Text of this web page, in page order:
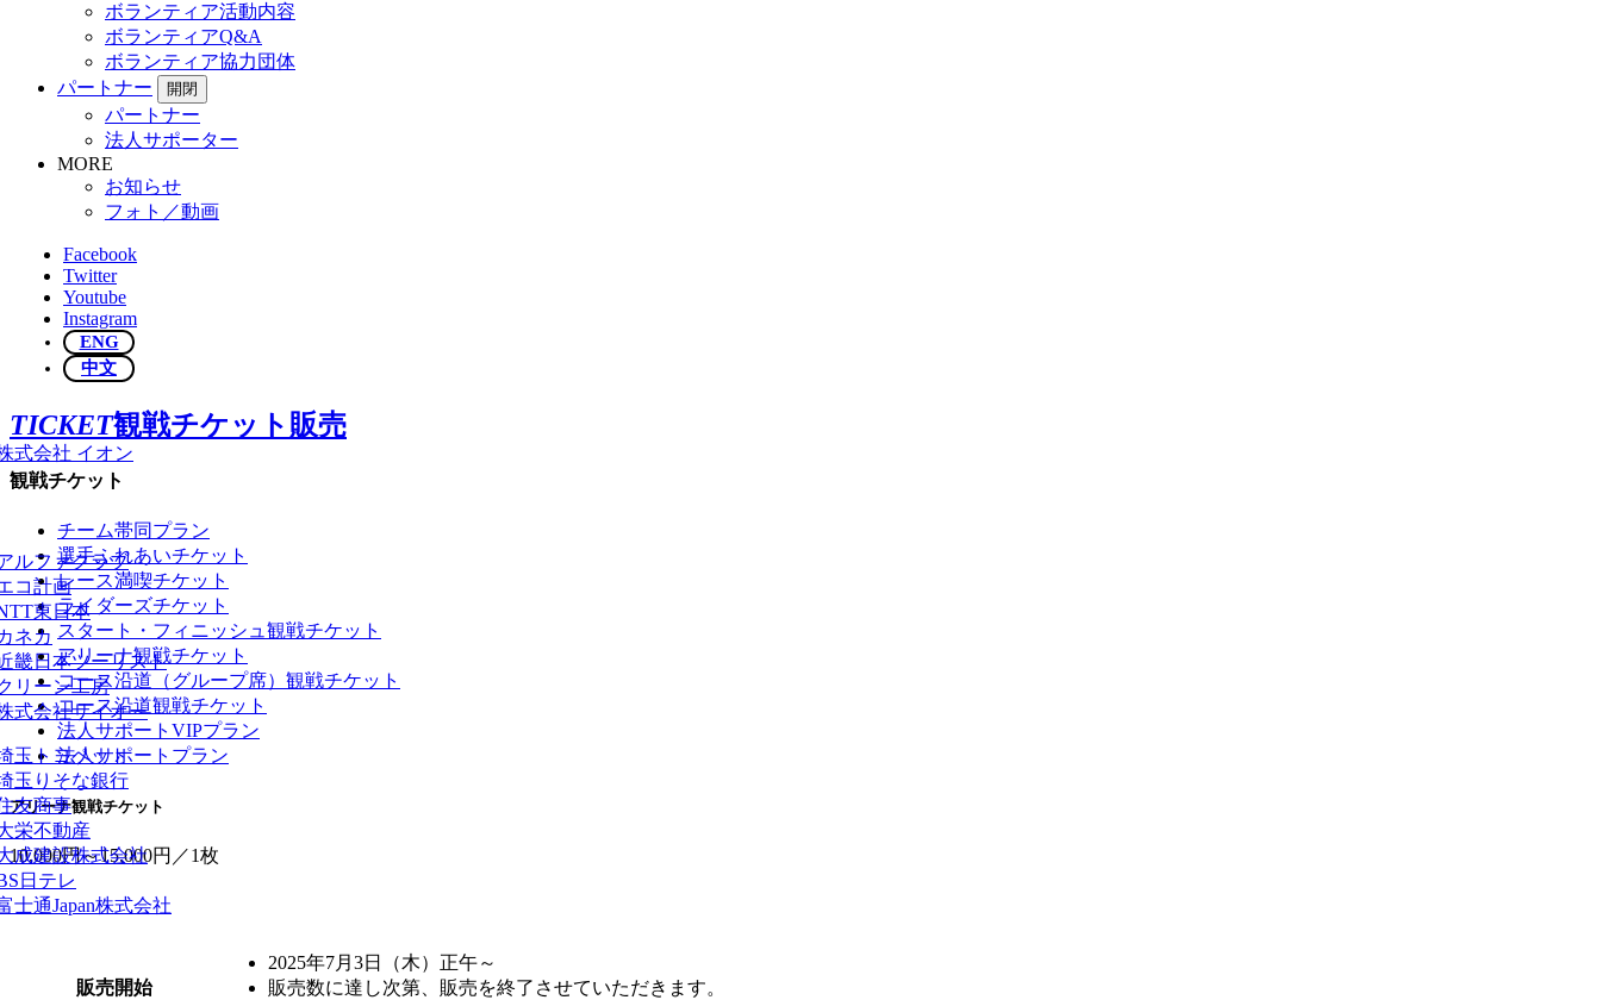
ボランティア活動内容
ボランティアQ&A
ボランティア協力団体
パートナー
開閉
パートナー
法人サポーター
MORE
お知らせ
フォト／動画
Facebook
Twitter
Youtube
Instagram
ENG
中文
TICKET観戦チケット販売
観戦チケット
チーム帯同プラン
選手ふれあいチケット
レース満喫チケット
ライダーズチケット
スタート・フィニッシュ観戦チケット
アリーナ観戦チケット
コース沿道（グループ席）観戦チケット
コース沿道観戦チケット
法人サポートVIPプラン
法人サポートプラン
アリーナ観戦チケット
10,000円～15,000円／1枚
販売開始
2025年7月3日（木）正午～
販売数に達し次第、販売を終了させていただきます。